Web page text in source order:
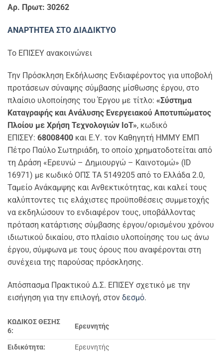
Αρ. Πρωτ: 30262
ΑΝΑΡΤΗΤΕΑ ΣΤΟ ΔΙΑΔΙΚΤΥΟ
Το ΕΠΙΣΕΥ ανακοινώνει
Την Πρόσκληση Εκδήλωσης Ενδιαφέροντος για υποβολή
προτάσεων σύναψης σύμβασης μίσθωσης έργου, στο
πλαίσιο υλοποίησης του Έργου με τίτλο: «Σύστημα
Καταγραφής και Ανάλυσης Ενεργειακού Αποτυπώματος
Πλοίου με Χρήση Τεχνολογιών IoT», κωδικό
ΕΠΙΣΕΥ: 68008400 και Ε.Υ. τον Καθηγητή ΗΜΜΥ ΕΜΠ
Πέτρο Παύλο Σωτηριάδη, το οποίο χρηματοδοτείται από
τη Δράση «Ερευνώ – Δημιουργώ – Καινοτομώ» (ID
16971) με κωδικό ΟΠΣ ΤΑ 5149205 από το Ελλάδα 2.0,
Ταμείο Ανάκαμψης και Ανθεκτικότητας, και καλεί τους
καλύπτοντες τις ελάχιστες προϋποθέσεις συμμετοχής
να εκδηλώσουν το ενδιαφέρον τους, υποβάλλοντας
πρόταση κατάρτισης σύμβασης έργου/ορισμένου χρόνου
ιδιωτικού δικαίου, στο πλαίσιο υλοποίησης του ως άνω
έργου, σύμφωνα με τους όρους που αναφέρονται στη
συνέχεια της παρούσας πρόσκλησης.
Aπόσπασμα Πρακτικού Δ.Σ. ΕΠΙΣΕΥ σχετικό με την
εισήγηση για την επιλογή, στον δεσμό.
ΚΩΔΙΚΟΣ ΘΕΣΗΣ
6:
Ερευνητής
Ειδικότητα:
Ερευνητής